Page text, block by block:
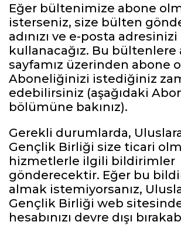
Eğer bültenimize abone
isterseniz, size bülten
adınızı ve e-posta adresinizi
kullanacağız. Bu bültenlere
sayfamız üzerinden abone
Aboneliğinizi istediğiniz
edebilirsiniz (aşağıdaki
bölümüne bakınız).
Gerekli durumlarda,
Gençlik Birliği size ticari
hizmetlerle ilgili bildirimler
gönderecektir. Eğer bu
almak istemiyorsanız,
Gençlik Birliği web
hesabınızı devre dışı